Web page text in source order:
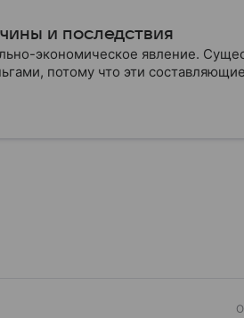
и последствия
экономическое явление.
потому что эти